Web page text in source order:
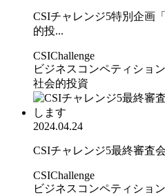
CSIチャレンジ5特別企画
的投...
CSIChallenge
ビジネスコンペティション
社会的投資
2024.04.24
CSIチャレンジ5最終審査
CSIChallenge
ビジネスコンペティション